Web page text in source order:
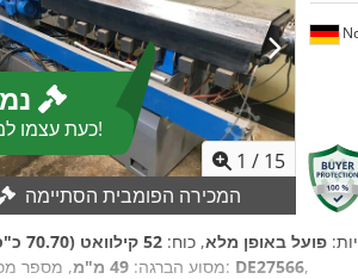
כעת עצמו למכרז!
1 / 15
המכירה הפומבית הסתיימה
פועל באופן מלא, כוח: 52 קילוואט (70.70 כ"ס)
מסוע הברגה: 49 מ"מ , מספר מכונה/רכב: DE27566,